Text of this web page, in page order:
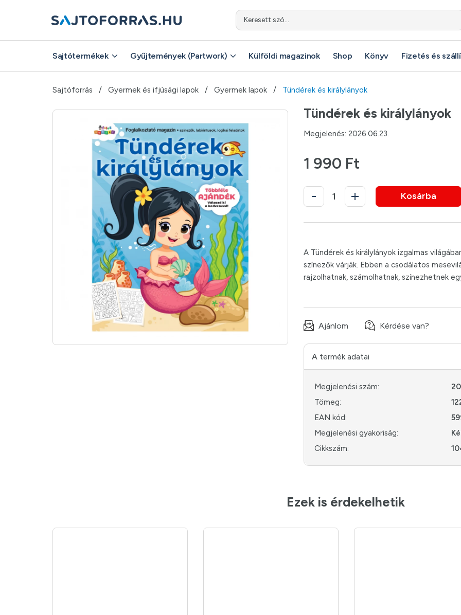
Keresett szó...
Sajtótermékek Gyűjtemények (Partwork) Külföldi magazinok Shop Könyv Fizetés és
Sajtóforrás Gyermek és ifjúsági lapok Gyermek lapok Tündérek és királylányok
Tündérek és királylányok
Megjelenés: 2026.06.23.
1 990 Ft
Kosárba
A Tündérek és királylányok izgalmas
színezők várják. Ebben a csodálatos
rajzolhatnak, számolhatnak, színezhetnek
Ajánlom Kérdése van?
A termék adatai
Megjelenési szám:
Tömeg:
EAN kód:
Megjelenési gyakoriság:
Cikkszám:
Ezek is érdekelhetik